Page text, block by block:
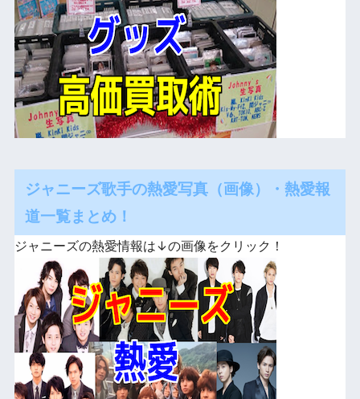
ジャニーズ歌手の熱愛写真（画像）・熱愛報
道一覧まとめ！
ジャニーズの熱愛情報は↓の画像をクリック！